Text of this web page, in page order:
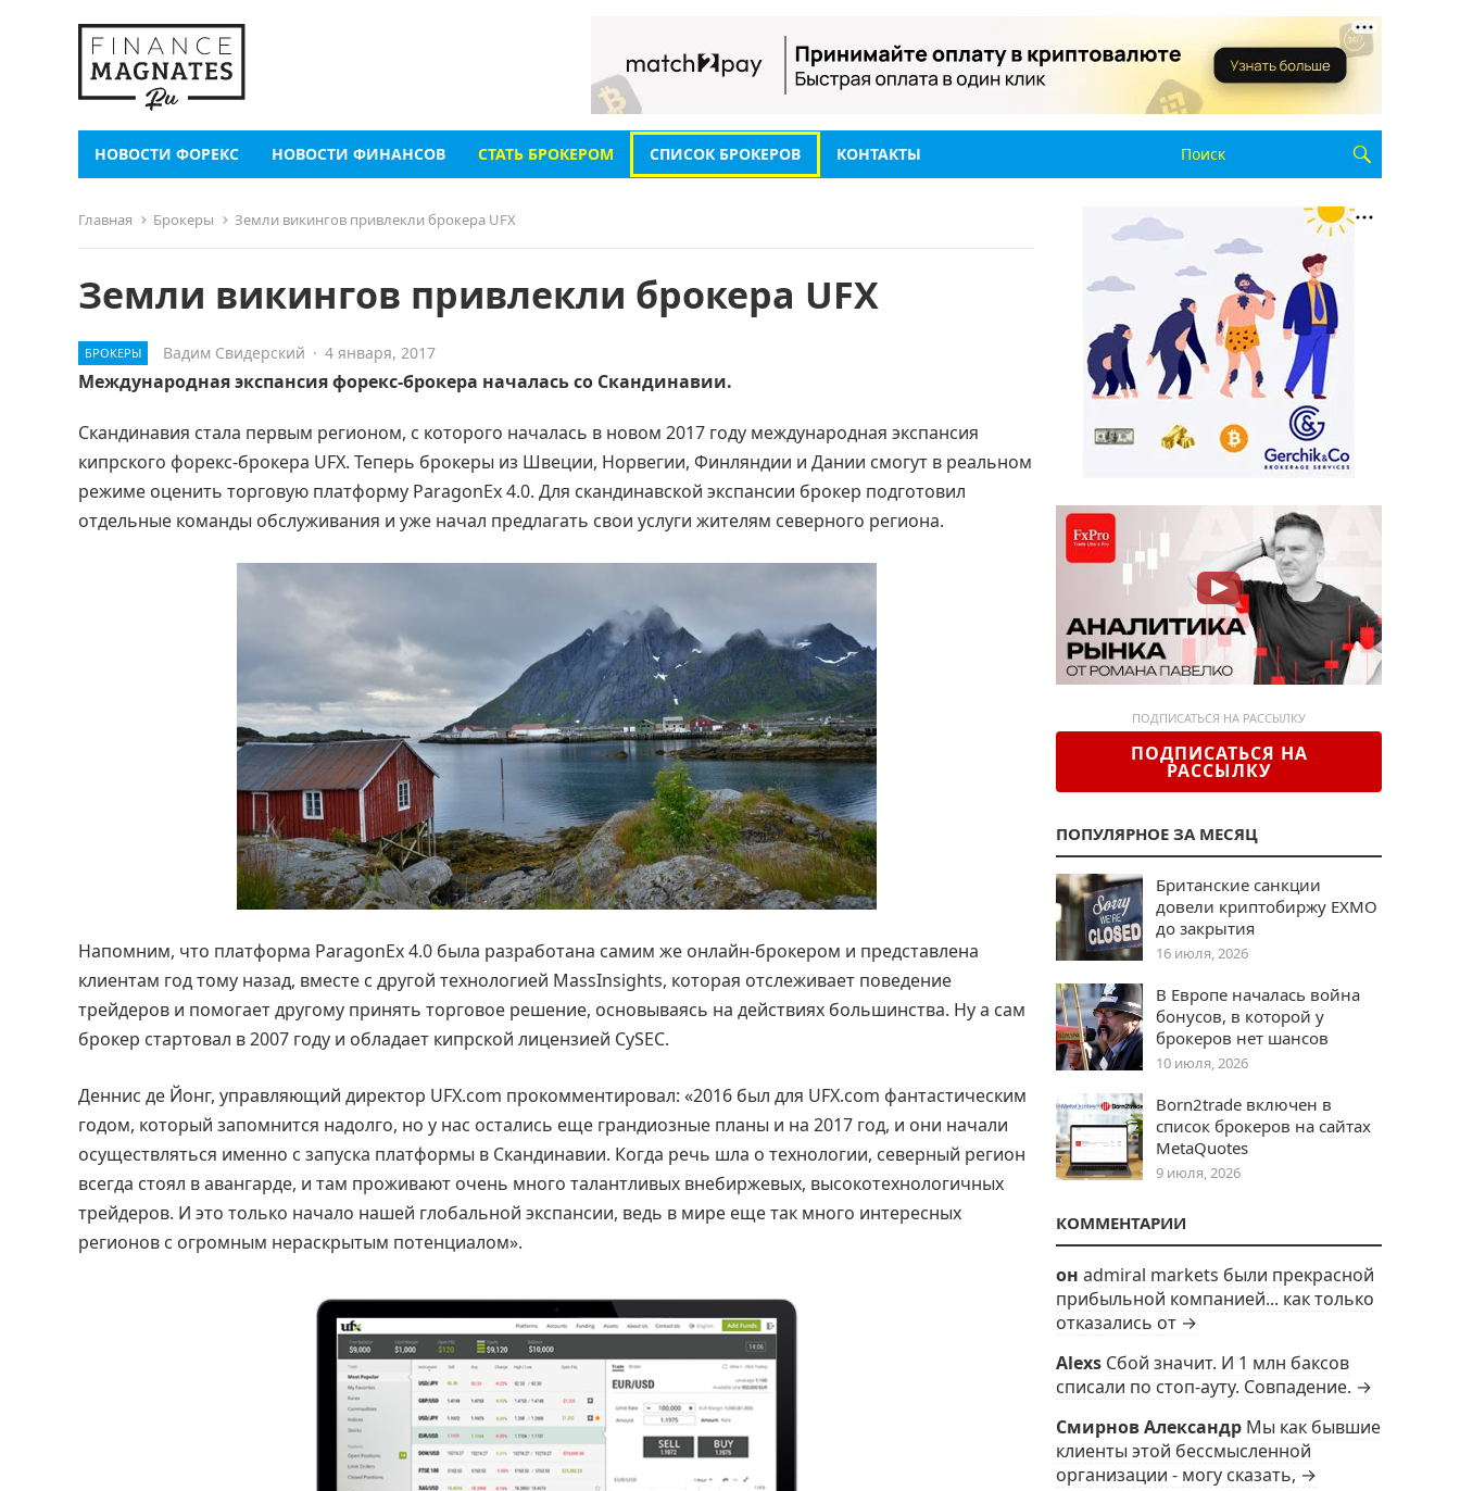
НОВОСТИ ФОРЕКС НОВОСТИ ФИНАНСОВ СТАТЬ БРОКЕРОМ СПИСОК БРОКЕРОВ КОНТАКТЫ
Главная Брокеры Земли викингов привлекли брокера UFX
Земли викингов привлекли брокера UFX
БРОКЕРЫ Вадим Свидерский · 4 января, 2017
Международная экспансия форекс-брокера началась со Скандинавии.
Скандинавия стала первым регионом, с которого началась в новом 2017 году международная экспансия
кипрского форекс-брокера UFX. Теперь брокеры из Швеции, Норвегии, Финляндии и Дании смогут в реальном
режиме оценить торговую платформу ParagonEx 4.0. Для скандинавской экспансии брокер подготовил
отдельные команды обслуживания и уже начал предлагать свои услуги жителям северного региона.
Напомним, что платформа ParagonEx 4.0 была разработана самим же онлайн-брокером и представлена
клиентам год тому назад, вместе с другой технологией MassInsights, которая отслеживает поведение
трейдеров и помогает другому принять торговое решение, основываясь на действиях большинства. Ну а сам
брокер стартовал в 2007 году и обладает кипрской лицензией CySEC.
Деннис де Йонг, управляющий директор UFX.com прокомментировал: «2016 был для UFX.com фантастическим
годом, который запомнится надолго, но у нас остались еще грандиозные планы и на 2017 год, и они начали
осуществляться именно с запуска платформы в Скандинавии. Когда речь шла о технологии, северный регион
всегда стоял в авангарде, и там проживают очень много талантливых внебиржевых, высокотехнологичных
трейдеров. И это только начало нашей глобальной экспансии, ведь в мире еще так много интересных
регионов с огромным нераскрытым потенциалом».
ПОДПИСАТЬСЯ НА РАССЫЛКУ
ПОДПИСАТЬСЯ НА
РАССЫЛКУ
ПОПУЛЯРНОЕ ЗА МЕСЯЦ
Британские санкции
довели криптобиржу EXMO
до закрытия
16 июля, 2026
В Европе началась война
бонусов, в которой у
брокеров нет шансов
10 июля, 2026
Born2trade включен в
список брокеров на сайтах
MetaQuotes
9 июля, 2026
КОММЕНТАРИИ
он admiral markets были прекрасной
прибыльной компанией... как только
отказались от →
Alexs Сбой значит. И 1 млн баксов
списали по стоп-ауту. Совпадение. →
Смирнов Александр Мы как бывшие
клиенты этой бессмысленной
организации - могу сказать, →